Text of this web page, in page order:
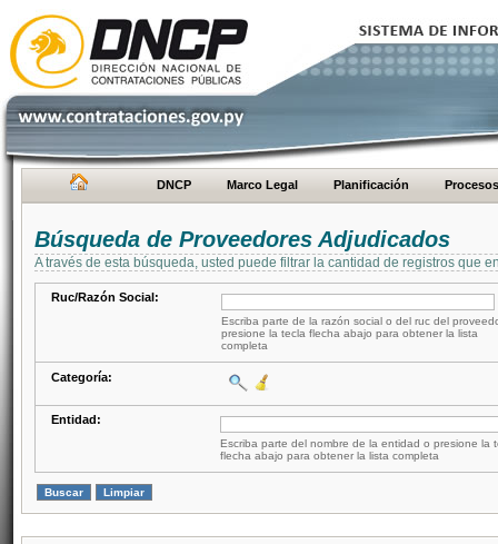
DNCP Marco Legal Planificación Procesos
Búsqueda de Proveedores Adjudicados
A través de esta búsqueda, usted puede filtrar la cantidad de registros que
Ruc/Razón Social:
Escriba parte de la razón social o del ruc del
presione la tecla flecha abajo para obtener la lista
completa
Categoría:
Entidad:
Escriba parte del nombre de la entidad o presione la
flecha abajo para obtener la lista completa